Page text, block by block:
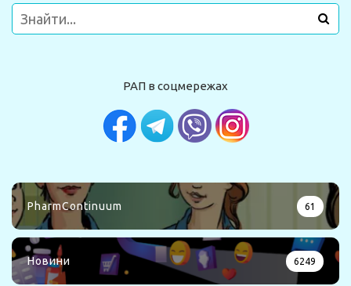
РАП в соцмережах
PharmContinuum 61
Новини 6249